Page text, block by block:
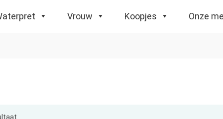
Vrouw Koopjes Onze